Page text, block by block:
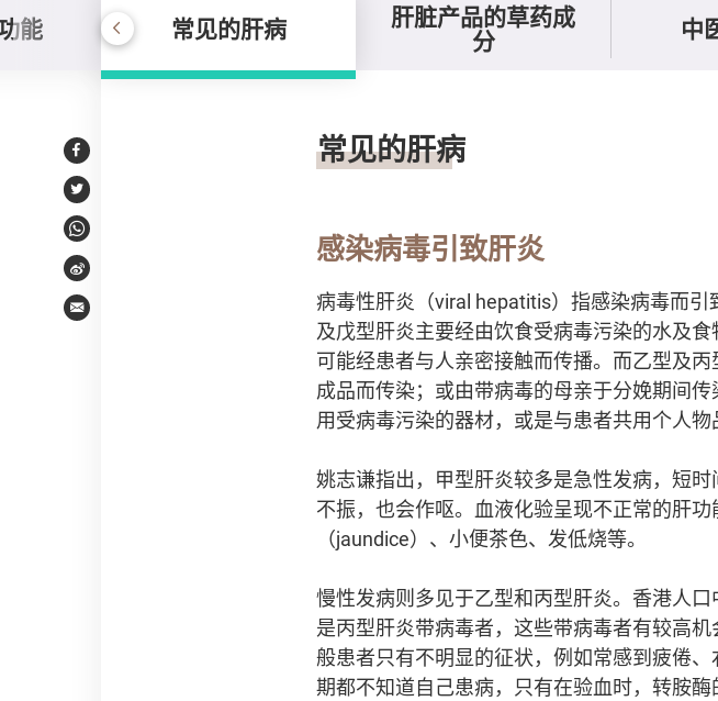
能 常见的肝病 肝脏产品的草药成
分 中
Facebook
Twitter
WhatsApp
Weibo
Email
常见的肝病
常见的肝病
感染病毒引致肝炎
病毒性肝炎（viral hepatitis）指感染病毒而
及戊型肝炎主要经由饮食受病毒污染的水及
可能经患者与人亲密接触而传播。而乙型及
成品而传染；或由带病毒的母亲于分娩期间
用受病毒污染的器材，或是与患者共用个人物
姚志谦指出，甲型肝炎较多是急性发病，短
不振，也会作呕。血液化验呈现不正常的肝
（jaundice）、小便茶色、发低烧等。
慢性发病则多见于乙型和丙型肝炎。香港人
是丙型肝炎带病毒者，这些带病毒者有较高
般患者只有不明显的征状，例如常感到疲倦
期都不知道自己患病，只有在验血时，转胺